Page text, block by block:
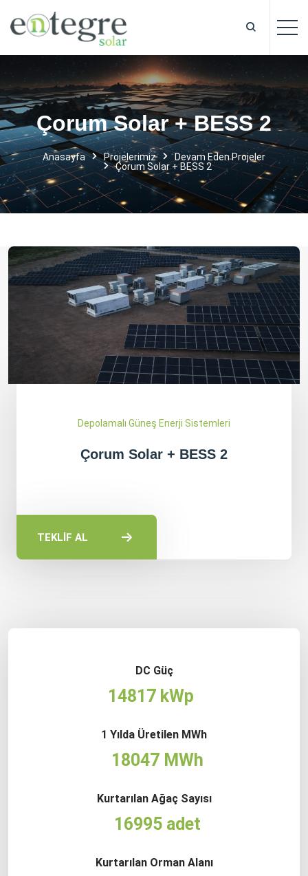
Çorum Solar + BESS 2
Anasayfa Projelerimiz Devam EdenProjeler
Çorum Solar + BESS 2
Depolamalı Güneş Enerji Sistemleri
Çorum Solar + BESS 2
TEKLİF AL
DC Güç
14817 kWp
1 Yılda Üretilen MWh
18047 MWh
Kurtarılan Ağaç Sayısı
16995 adet
Kurtarılan Orman Alanı